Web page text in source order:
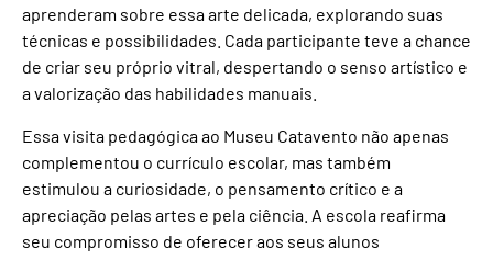
aprenderam sobre essa arte delicada, explorando suas
técnicas e possibilidades. Cada participante teve a chance
de criar seu próprio vitral, despertando o senso artístico e
a valorização das habilidades manuais.
Essa visita pedagógica ao Museu Catavento não apenas
complementou o currículo escolar, mas também
estimulou a curiosidade, o pensamento crítico e a
apreciação pelas artes e pela ciência. A escola reafirma
seu compromisso de oferecer aos seus alunos